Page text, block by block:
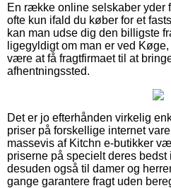
En række online selskaber yder
ofte kun ifald du køber for et
kan man udse dig den billigste
ligegyldigt om man er ved
være at få fragtfirmaet til at
afhentningssted.
Det er jo efterhånden virkelig
priser på forskellige internet
massevis af Kitchn e-butikker
priserne på specielt deres
desuden også til damer og
gange garantere fragt uden